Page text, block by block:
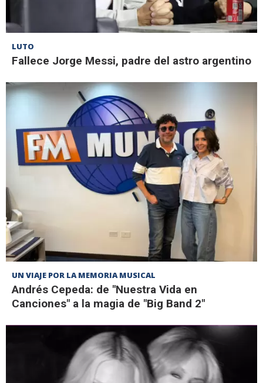
LUTO
Fallece Jorge Messi, padre del astro argentino
UN VIAJE POR LA MEMORIA MUSICAL
Andrés Cepeda: de "Nuestra Vida en
Canciones" a la magia de "Big Band 2"